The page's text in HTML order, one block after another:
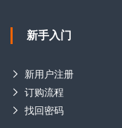
新手入门
新用户注册
订购流程
找回密码